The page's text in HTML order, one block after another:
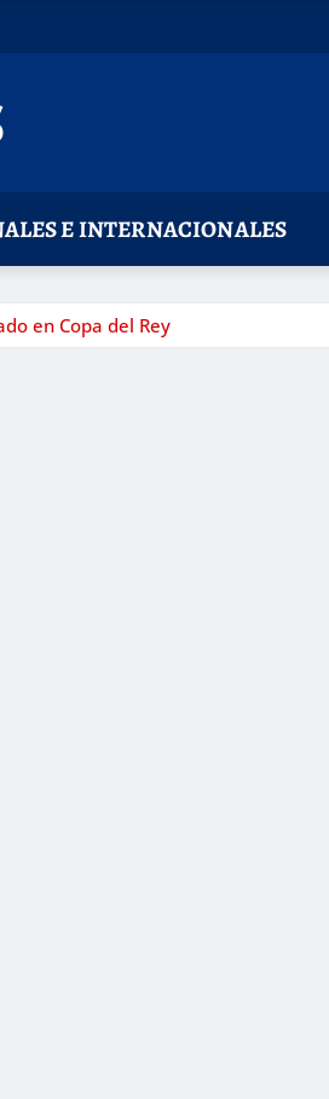
E INTERNACIONALES
en Copa del Rey